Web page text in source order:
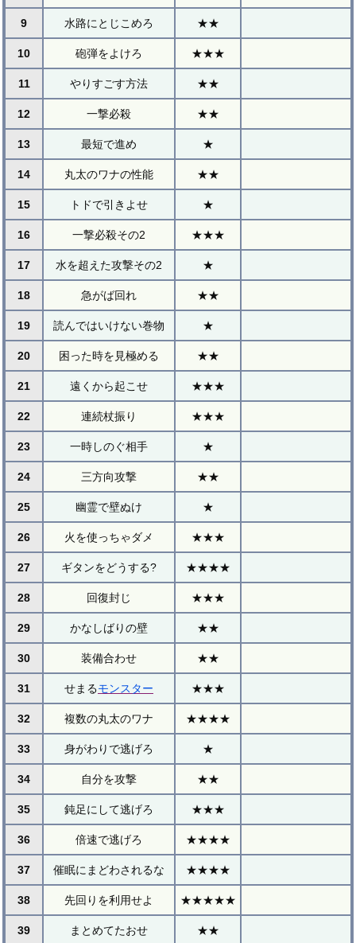
9 水路にとじこめろ ★★
10 砲弾をよけろ ★★★
11 やりすごす方法 ★★
12 一撃必殺 ★★
13 最短で進め ★
14 丸太のワナの性能 ★★
15 トドで引きよせ ★
16 一撃必殺その2 ★★★
17 水を超えた攻撃その2 ★
18 急がば回れ ★★
19 読んではいけない巻物 ★
20 困った時を見極める ★★
21 遠くから起こせ ★★★
22 連続杖振り ★★★
23 一時しのぐ相手 ★
24 三方向攻撃 ★★
25 幽霊で壁ぬけ ★
26 火を使っちゃダメ ★★★
27 ギタンをどうする? ★★★★
28 回復封じ ★★★
29 かなしばりの壁 ★★
30 装備合わせ ★★
31 せまるモンスター ★★★
32 複数の丸太のワナ ★★★★
33 身がわりで逃げろ ★
34 自分を攻撃 ★★
35 鈍足にして逃げろ ★★★
36 倍速で逃げろ ★★★★
37 催眠にまどわされるな ★★★★
38 先回りを利用せよ ★★★★★
39 まとめてたおせ ★★